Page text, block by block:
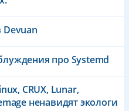
Devuan
про Systemd
CRUX, Lunar,
ненавидят экологи